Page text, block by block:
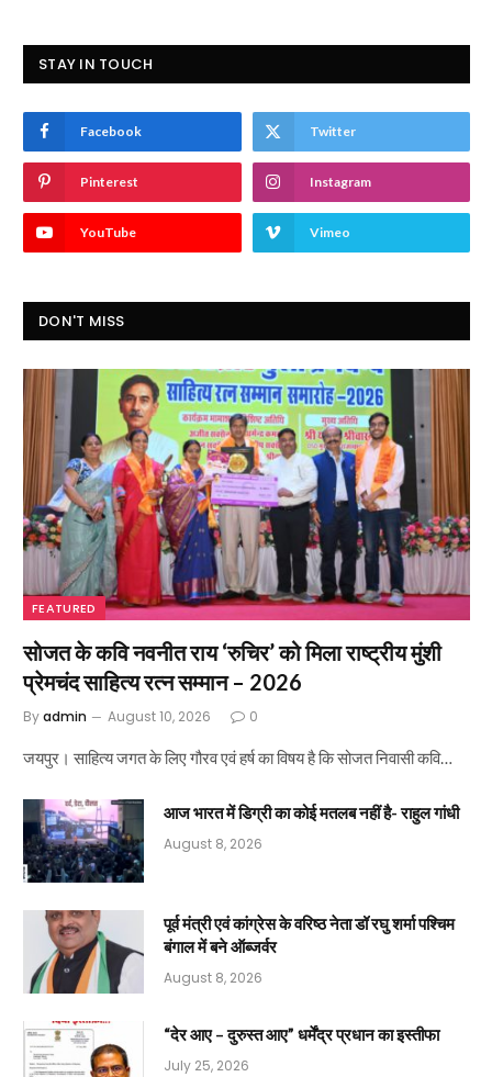
STAY IN TOUCH
Facebook Twitter
Pinterest Instagram
YouTube Vimeo
DON'T MISS
FEATURED
सोजत के कवि नवनीत राय ‘रुचिर’ को मिला राष्ट्रीय मुंशी
प्रेमचंद साहित्य रत्न सम्मान – 2026
Byadmin August 10, 2026 0
जयपुर। साहित्य जगत के लिए गौरव एवं हर्ष का विषय है कि सोजत निवासी कवि…
आज भारत में डिग्री का कोई मतलब नहीं है- राहुल गांधी
August 8, 2026
पूर्व मंत्री एवं कांग्रेस के वरिष्ठ नेता डॉ रघु शर्मा पश्चिम
बंगाल में बने ऑब्जर्वर
August 8, 2026
“देर आए – दुरुस्त आए” धर्मेंद्र प्रधान का इस्तीफा
July 25, 2026